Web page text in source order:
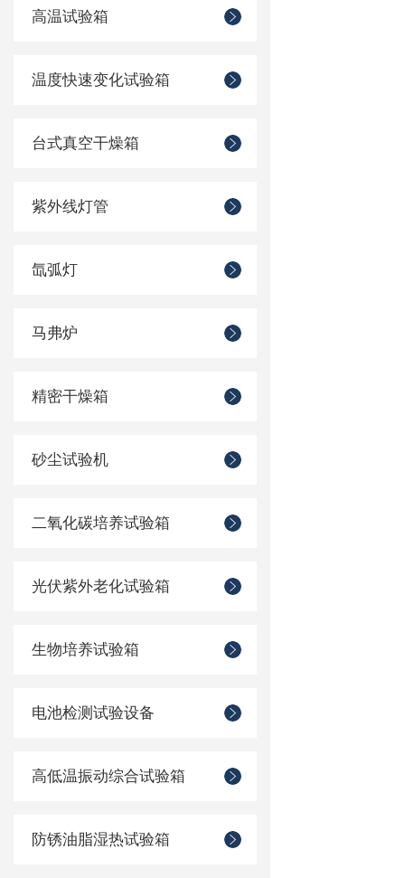
高温试验箱
温度快速变化试验箱
台式真空干燥箱
紫外线灯管
氙弧灯
马弗炉
精密干燥箱
砂尘试验机
二氧化碳培养试验箱
光伏紫外老化试验箱
生物培养试验箱
电池检测试验设备
高低温振动综合试验箱
防锈油脂湿热试验箱